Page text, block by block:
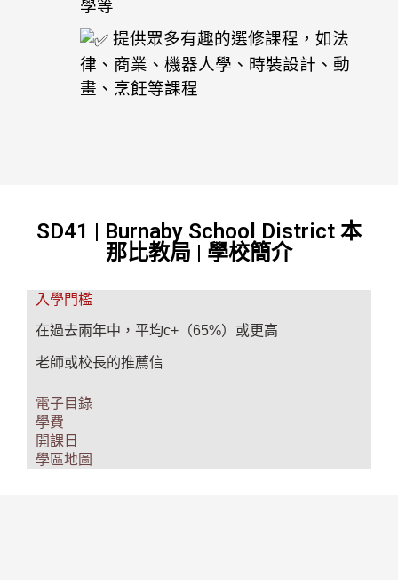
學等
提供眾多有趣的選修課程，如法
律、商業、機器人學、時裝設計、動
畫、烹飪等課程
SD41 | Burnaby School District 本
那比教局 | 學校簡介
入學門檻
在過去兩年中，平均c+（65%）或更高
老師或校長的推薦信
電子目錄
學費
開課日
學區地圖